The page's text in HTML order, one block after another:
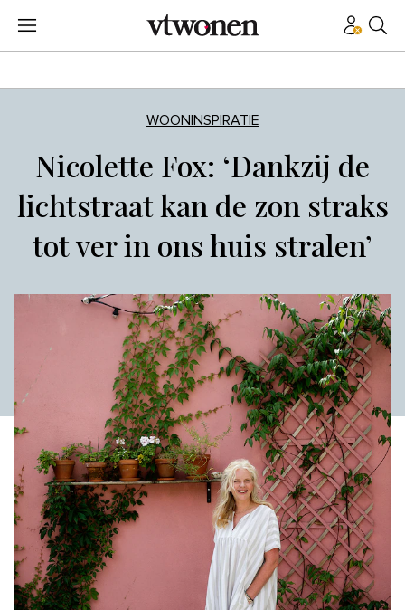
WOONINSPIRATIE
Nicolette Fox: ‘Dankzij de
lichtstraat kan de zon straks
tot ver in ons huis stralen’